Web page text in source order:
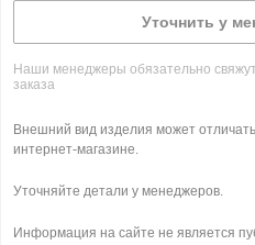
Уточнить у
Наши менеджеры обязательно
заказа
Внешний вид изделия может
интернет-магазине.
Уточняйте детали у менеджеров.
Информация на сайте не является